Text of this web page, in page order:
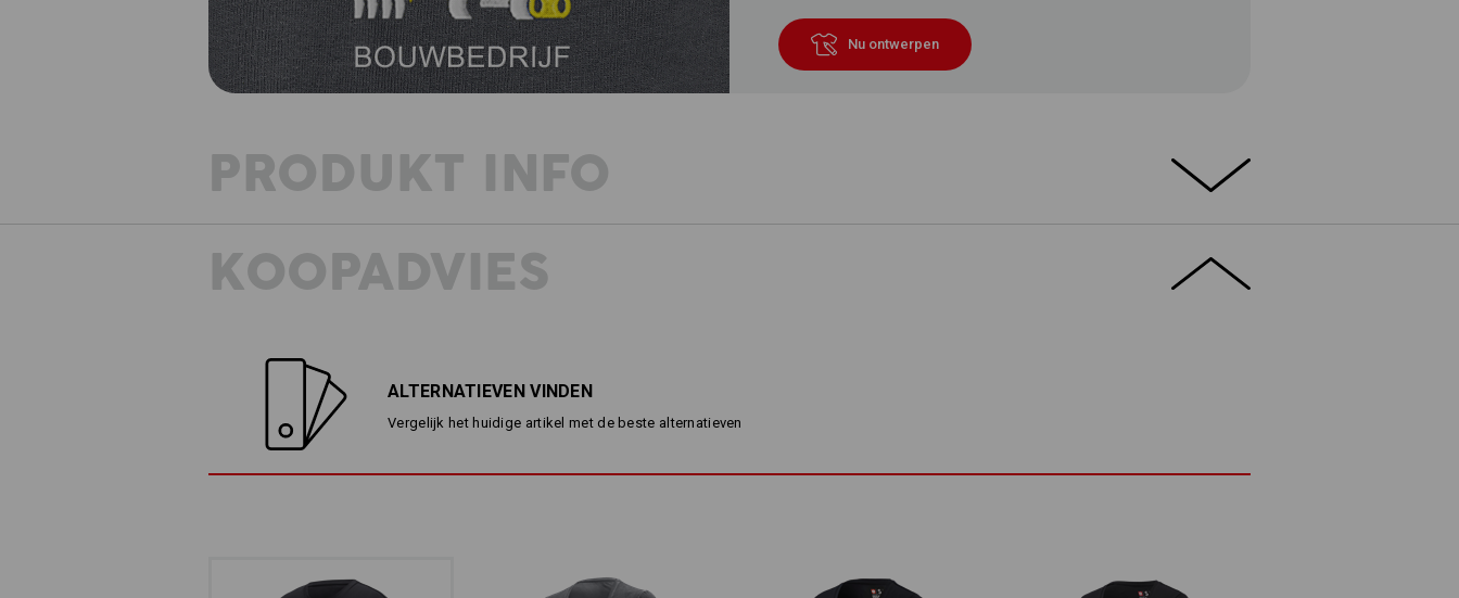
Nu ontwerpen
PRODUKT INFO
BESCHRIJVING DETAILS EXTRA'S
elastische ronde hals
KOOPADVIES
ALTERNATIEVEN VINDEN
Vergelijk het huidige artikel met de beste alternatieven